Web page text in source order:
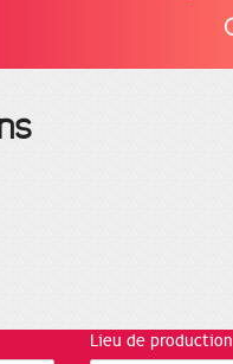
Lieu de production